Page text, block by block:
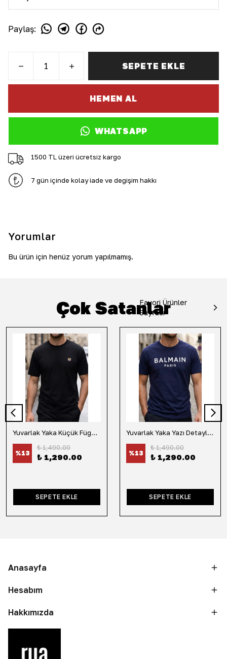
Paylaş:
SEPETE EKLE
HEMEN AL
WHATSAPP
1500 TL üzeri ücretsiz kargo
7 gün içinde kolay iade ve değişim hakkı
Yorumlar
Bu ürün için henüz yorum yapılmamış.
Çok Satanlar
Favori Ürünler
Sayfası
Yuvarlak Yaka Küçük Fügür Detaylı Tişört-Siyah
%13
₺ 1,490.00
₺ 1,290.00
SEPETE EKLE
Yuvarlak Yaka Yazı Detaylı Tişört-Lacivert
%13
₺ 1,490.00
₺ 1,290.00
SEPETE EKLE
Anasayfa
Hesabım
Hakkımızda